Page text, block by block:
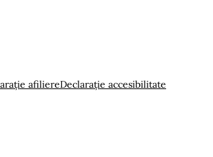
afiliereDeclarație accesibilitate